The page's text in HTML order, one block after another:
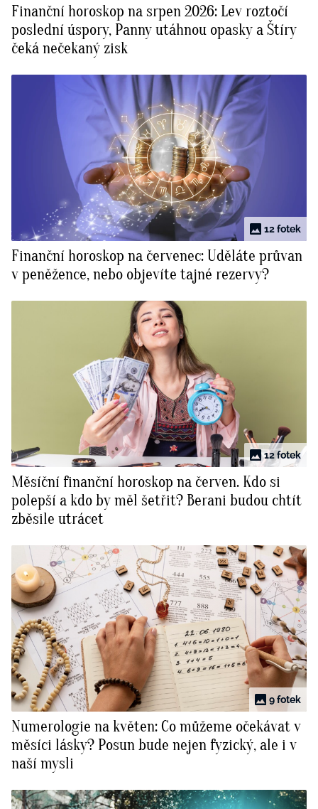
Tvoření
Rady a tipy
BurdaMedia
Extra
SADA PRODUKTŮ MANA (10 ks)
Finanční horoskop na srpen 2026: Lev roztočí
poslední úspory, Panny utáhnou opasky a Štíry
čeká nečekaný zisk
12 fotek
Finanční horoskop na červenec: Uděláte průvan
v peněžence, nebo objevíte tajné rezervy?
12 fotek
Měsíční finanční horoskop na červen. Kdo si
polepší a kdo by měl šetřit? Berani budou chtít
zběsile utrácet
9 fotek
Numerologie na květen: Co můžeme očekávat v
měsíci lásky? Posun bude nejen fyzický, ale i v
naší mysli